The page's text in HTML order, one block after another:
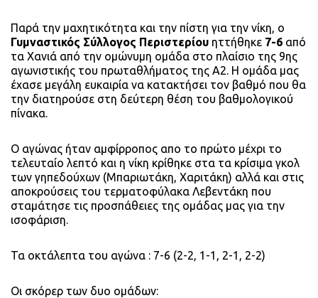
Παρά την μαχητικότητα και την πίστη για την νίκη, ο
Γυμναστικός Σύλλογος Περιστερίου ηττήθηκε 7-6 από
τα Χανιά από την ομώνυμη ομάδα στο πλαίσιο της 9ης
αγωνιστικής του πρωταθλήματος της Α2. Η ομάδα μας
έχασε μεγάλη ευκαιρία να κατακτήσει τον βαθμό που θα
την διατηρούσε στη δεύτερη θέση του βαθμολογικού
πίνακα.
Ο αγώνας ήταν αμφίρροπος απο το πρώτο μέχρι το
τελευταίο λεπτό και η νίκη κρίθηκε στα τα κρίσιμα γκολ
των γηπεδούχων (Μπαριωτάκη, Χαριτάκη) αλλά και στις
αποκρούσεις του τερματοφύλακα Λεβεντάκη που
σταμάτησε τις προσπάθειες της ομάδας μας για την
ισοφάριση.
Τα οκτάλεπτα του αγώνα : 7-6 (2-2, 1-1, 2-1, 2-2)
Οι σκόρερ των δυο ομάδων: